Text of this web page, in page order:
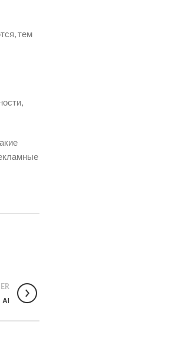
тем
AI